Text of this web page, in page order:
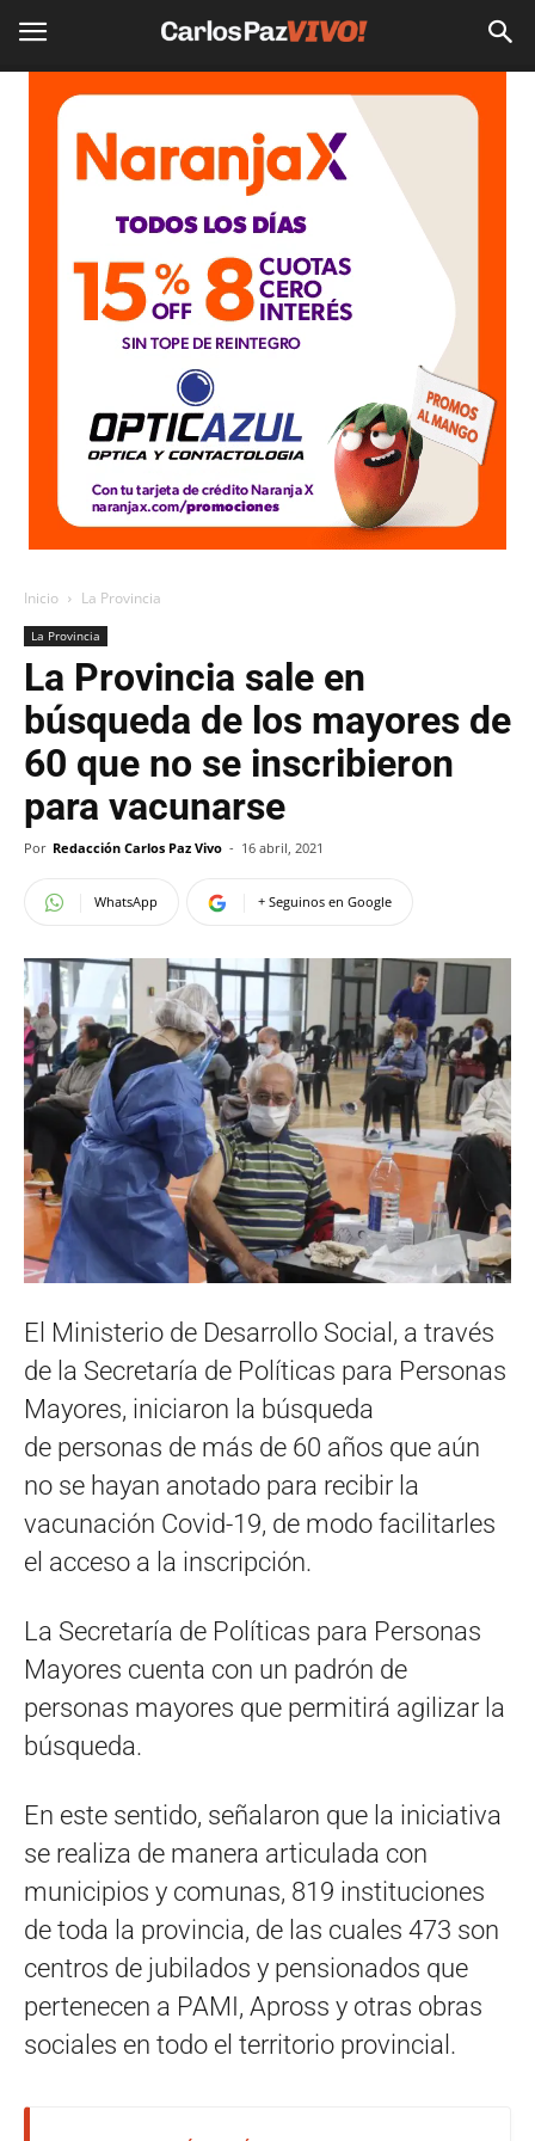
Inicio La Provincia
La Provincia
La Provincia sale en
búsqueda de los mayores de
60 que no se inscribieron
para vacunarse
Por Redacción Carlos Paz Vivo - 16 abril, 2021
WhatsApp + Seguinos en Google
El Ministerio de Desarrollo Social, a través
de la Secretaría de Políticas para Personas
Mayores, iniciaron la búsqueda
de personas de más de 60 años que aún
no se hayan anotado para recibir la
vacunación Covid-19, de modo facilitarles
el acceso a la inscripción.
La Secretaría de Políticas para Personas
Mayores cuenta con un padrón de
personas mayores que permitirá agilizar la
búsqueda.
En este sentido, señalaron que la iniciativa
se realiza de manera articulada con
municipios y comunas, 819 instituciones
de toda la provincia, de las cuales 473 son
centros de jubilados y pensionados que
pertenecen a PAMI, Apross y otras obras
sociales en todo el territorio provincial.